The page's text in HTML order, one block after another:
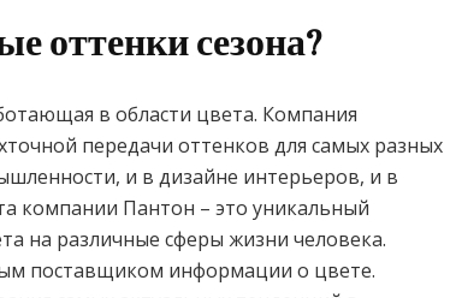
оттенки сезона?
в области цвета. Компания
передачи оттенков для самых разных
и в дизайне интерьеров, и в
компании Пантон – это уникальный
на различные сферы жизни человека.
поставщиком информации о цвете.